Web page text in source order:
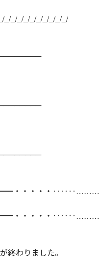
_/_/_/_/_/_/_/_/_/_/
・・・・‥‥‥………
・・・・‥‥‥………
終わりました。